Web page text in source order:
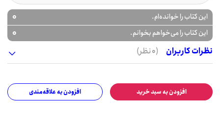
این کتاب را خوانده‌ام. 0
این کتاب را می‌خواهم بخوانم.
0
نظرات کاربران
(0 نظر)
افزودن به سبد خرید افزودن به علاقه‌مندی